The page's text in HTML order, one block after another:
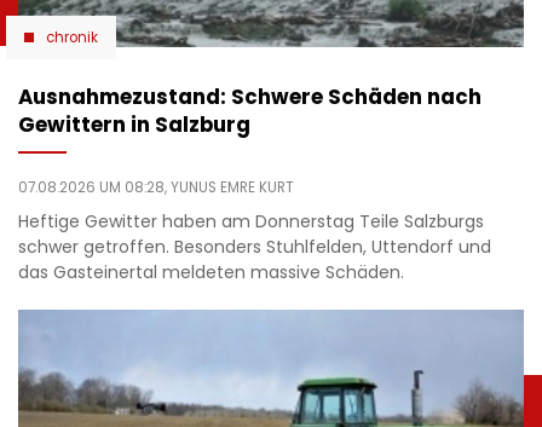
chronik
Ausnahmezustand: Schwere Schäden nach
Gewittern in Salzburg
07.08.2026 UM 08:28,YUNUS EMRE KURT
Heftige Gewitter haben am Donnerstag Teile Salzburgs
schwer getroffen. Besonders Stuhlfelden, Uttendorf und
das Gasteinertal meldeten massive Schäden.